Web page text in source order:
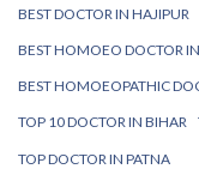
BEST DOCTOR IN HAJIPUR
BEST HOMOEO DOCTOR
BEST HOMOEOPATHIC
TOP 10 DOCTOR IN BIHAR
TOP DOCTOR IN PATNA